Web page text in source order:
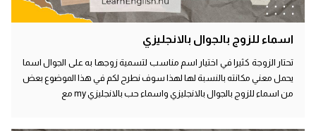
اسماء للزوج بالجوال بالانجليزي
تحتار الزوجة كثيرا في اختيار اسم مناسب لتسمية زوجها به على الجوال اسما
يحمل معني مكانته بالنسبة لها لهذا سوف نطرح لكم في هذا الموضوع بعض
من اسماء للزوج بالجوال بالانجليزي واسماء حب بالانجليزي my مع